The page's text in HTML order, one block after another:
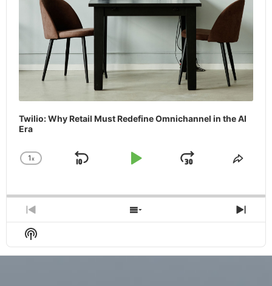
Twilio: Why Retail Must Redefine Omnichannel in the AI
Era
Change
1x
Skip
Play
Jump
Share
Previous
Episode
Show
Episodes
Next
Show
Podcast
Information